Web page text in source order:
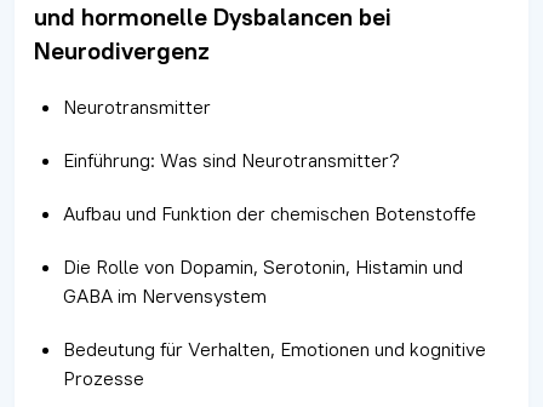
und hormonelle Dysbalancen bei
Neurodivergenz
Neurotransmitter
Einführung: Was sind Neurotransmitter?
Aufbau und Funktion der chemischen Botenstoffe
Die Rolle von Dopamin, Serotonin, Histamin und
GABA im Nervensystem
Bedeutung für Verhalten, Emotionen und kognitive
Prozesse